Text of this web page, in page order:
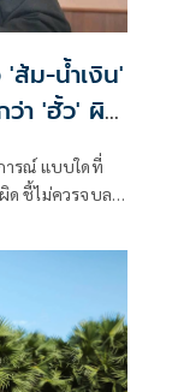
ส้ม-น้ำเงิน'
า 'ฮั้ว' ผิด
กลงโทษ และ
นเดียวกัน